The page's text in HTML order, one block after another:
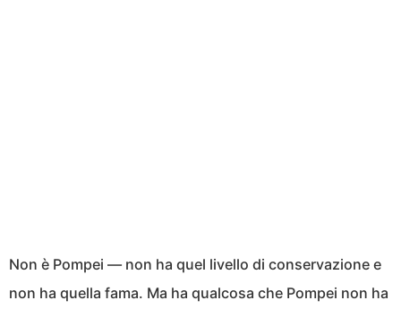
Non è Pompei — non ha quel livello di conservazione e
non ha quella fama. Ma ha qualcosa che Pompei non ha